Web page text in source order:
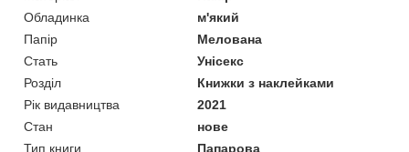
Обладинка
м'який
Папір
Мелована
Стать
Унісекс
Розділ
Книжки з наклейками
Рік видавництва
2021
Стан
нове
Тип книги
Папарова